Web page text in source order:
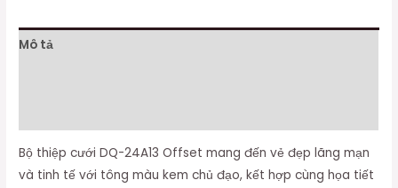
Mô tả
Bộ thiệp cưới DQ-24A13 Offset mang đến vẻ đẹp lãng mạn
và tinh tế với tông màu kem chủ đạo, kết hợp cùng họa tiết